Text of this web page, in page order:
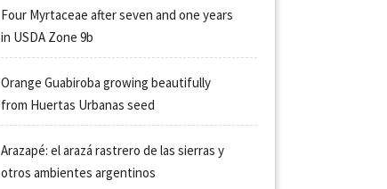
Four Myrtaceae after seven and one years
in USDA Zone 9b
Orange Guabiroba growing beautifully
from Huertas Urbanas seed
Arazapé: el arazá rastrero de las sierras y
otros ambientes argentinos